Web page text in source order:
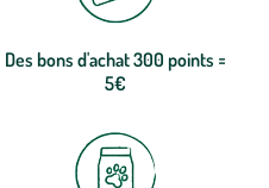
Des bons d'achat 300 points =
5€